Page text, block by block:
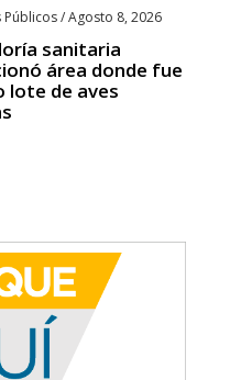
Públicos/Agosto 8, 2026
sanitaria
área donde fue
lote de aves